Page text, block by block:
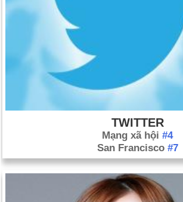
TWITTER
Mạng xã hội #4
San Francisco #7